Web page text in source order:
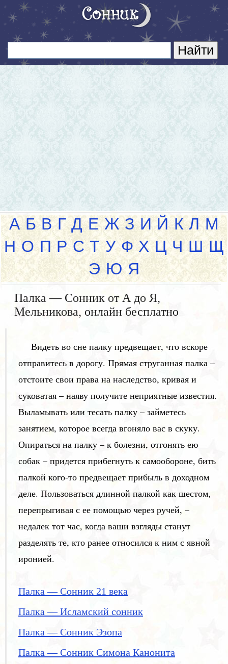
А Б В Г Д Е Ж З И Й К Л М
Н О П Р С Т У Ф Х Ц Ч Ш Щ
Э Ю Я
Палка — Сонник от А до Я,
Мельникова, онлайн бесплатно
Видеть во сне палку предвещает, что вскоре
отправитесь в дорогу. Прямая струганная палка –
отстоите свои права на наследство, кривая и
суковатая – наяву получите неприятные известия.
Выламывать или тесать палку – займетесь
занятием, которое всегда вгоняло вас в скуку.
Опираться на палку – к болезни, отгонять ею
собак – придется прибегнуть к самообороне, бить
палкой кого-то предвещает прибыль в доходном
деле. Пользоваться длинной палкой как шестом,
перепрыгивая с ее помощью через ручей, –
недалек тот час, когда ваши взгляды станут
разделять те, кто ранее относился к ним с явной
иронией.
Палка — Сонник 21 века
Палка — Исламский сонник
Палка — Сонник Эзопа
Палка — Сонник Симона Канонита